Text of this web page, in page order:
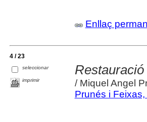
Enllaç
4 / 23
seleccionar
imprimir
/ Miquel Angel
Prunés i Feixas,